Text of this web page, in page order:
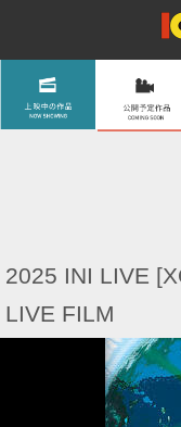
2025 INI LIVE
LIVE FILM